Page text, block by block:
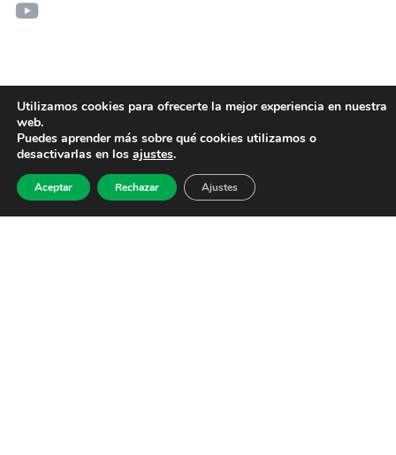
Utilizamos cookies para ofrecerte la mejor experiencia en nuestra
web.
Puedes aprender más sobre qué cookies utilizamos o
desactivarlas en los ajustes.
Aceptar Rechazar Ajustes